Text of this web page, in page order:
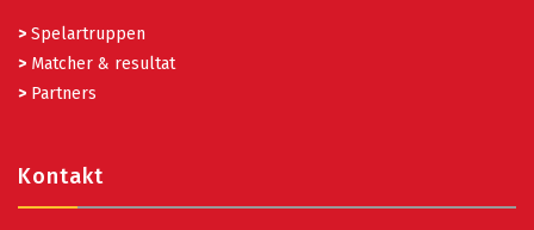
> Spelartruppen
> Matcher & resultat
> Partners
Kontakt